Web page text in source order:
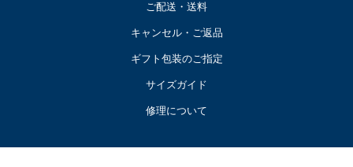
ご配送・送料
キャンセル・ご返品
ギフト包装のご指定
サイズガイド
修理について